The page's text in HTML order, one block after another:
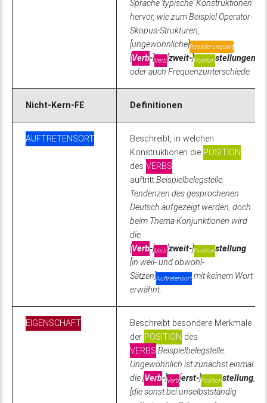
Sprache 'typische' Konstruktionen
hervor, wie zum Beispiel Operator-
Skopus-Strukturen,
[ungewöhnliche]Realisierungsart
[Verb-]Verb[zweit-]Positionstellungen
oder auch Frequenzunterschiede.
Nicht-Kern-FE Definitionen
AUFTRETENSORT
Beschreibt, in welchen
Konstruktionen die POSITION
desVERBS
auftritt.Beispielbelegstelle:
Tendenzen des gesprochenen
Deutsch aufgezeigt werden, doch
beim Thema Konjunktionen wird
die
[Verb-]Verb[zweit-]Positionstellung
[in weil- und obwohl-
Sätzen]Auftretensort mit keinem Wort
erwähnt.
EIGENSCHAFT
Beschreibt besondere Merkmale
der POSITION des
VERBS.Beispielbelegstelle:
Ungewöhnlich ist zunächst einmal
die [Verb-]Verb[erst-]Positionstellung,
[die sonst bei unselbstständig